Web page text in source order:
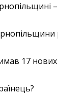
17 нових